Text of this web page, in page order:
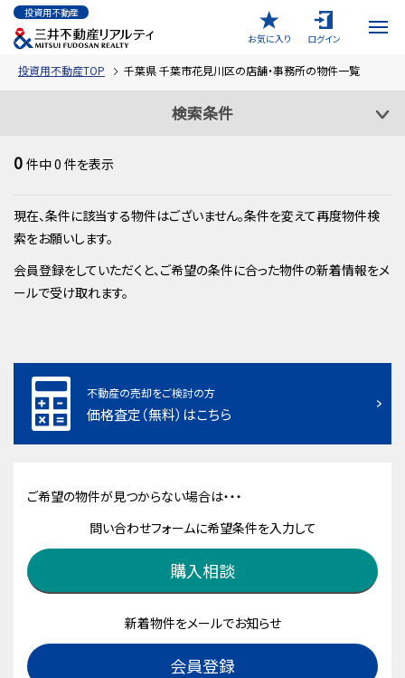
投資用不動産
お気に入り
ログイン
投資用不動産TOP 千葉県 千葉市花見川区の店舗・事務所の物件一覧
検索条件
0 件中0 件を表示
現在、条件に該当する物件はございません。条件を変えて再度物件検
索をお願いします。
会員登録をしていただくと、ご希望の条件に合った物件の新着情報をメ
ールで受け取れます。
不動産の売却をご検討の方
価格査定（無料）はこちら
ご希望の物件が見つからない場合は・・・
問い合わせフォームに希望条件を入力して
購入相談
新着物件をメールでお知らせ
会員登録